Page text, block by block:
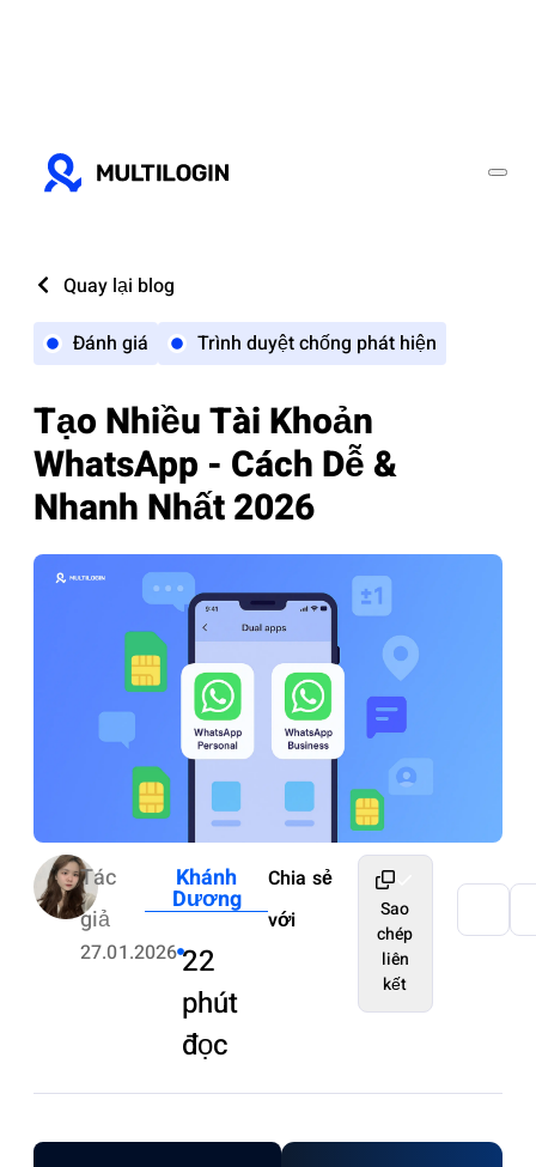
Quay lại blog
Đánh giá
Trình duyệt chống phát hiện
Tạo Nhiều Tài Khoản
WhatsApp - Cách Dễ &
Nhanh Nhất 2026
Tác
giả
Khánh
Dương
27.01.202622
phút
đọc
Chia sẻ
với
Sao
chép
liên
kết